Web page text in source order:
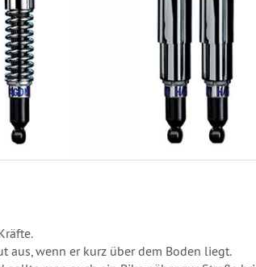
aus, wenn er kurz über dem Boden liegt.